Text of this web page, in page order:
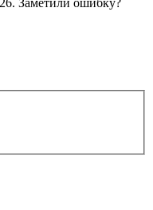
Заметили ошибку?